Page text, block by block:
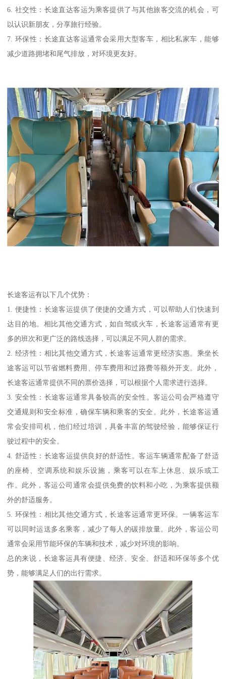
6. 社交性：长途直达客运为乘客提供了与其他旅客交流的机会，可
以认识新朋友，分享旅行经验。
7. 环保性：长途直达客运通常会采用大型客车，相比私家车，能够
减少道路拥堵和尾气排放，对环境更友好。
长途客运有以下几个优势：
1. 便捷性：长途客运提供了便捷的交通方式，可以帮助人们快速到
达目的地。相比其他交通方式，如自驾或火车，长途客运通常有更
多的班次和更广泛的路线选择，可以满足不同人群的需求。
2. 经济性：相比其他交通方式，长途客运通常更经济实惠。乘坐长
途客运可以节省燃料费用、停车费用和过路费等额外开支。此外，
长途客运通常提供不同的票价选择，可以根据个人需求进行选择。
3. 安全性：长途客运通常具备较高的安全性。客运公司会严格遵守
交通规则和安全标准，确保车辆和乘客的安全。此外，长途客运通
常会安排司机，他们经过培训，具备丰富的驾驶经验，能够保证行
驶过程中的安全。
4. 舒适性：长途客运提供良好的舒适性。客运车辆通常配备了舒适
的座椅、空调系统和娱乐设施，乘客可以在车上休息、娱乐或工
作。此外，客运公司通常会提供免费的饮料和小吃，为乘客提供额
外的舒适服务。
5. 环保性：相比其他交通方式，长途客运通常更环保。一辆客运车
可以同时运送多名乘客，减少了每人的碳排放量。此外，客运公司
通常会采用节能环保的车辆和技术，减少对环境的影响。
总的来说，长途客运具有便捷、经济、安全、舒适和环保等多个优
势，能够满足人们的出行需求。